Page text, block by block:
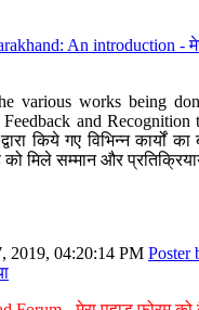
An introduction -
various works being
and Recognition
किये गए विभिन्न कार्यों का
को मिले सम्मान और
2019, 04:20:14 PM Poster